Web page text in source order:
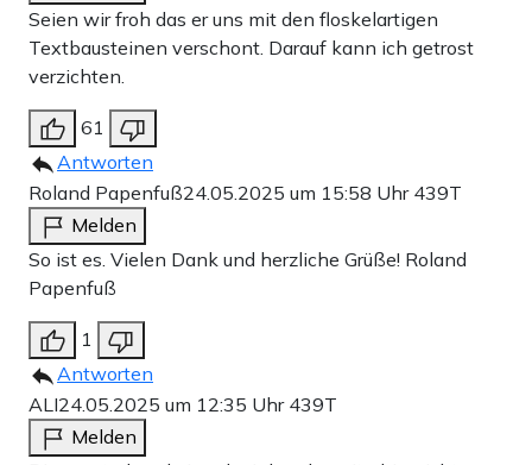
Seien wir froh das er uns mit den floskelartigen
Textbausteinen verschont. Darauf kann ich getrost
verzichten.
61
Antworten
Roland Papenfuß24.05.2025 um 15:58 Uhr 439T
Melden
So ist es. Vielen Dank und herzliche Grüße! Roland
Papenfuß
1
Antworten
ALI24.05.2025 um 12:35 Uhr 439T
Melden